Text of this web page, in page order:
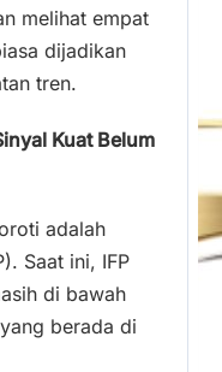
melihat empat
dijadikan
tren.
Kuat Belum
adalah
Saat ini, IFP
di bawah
berada di